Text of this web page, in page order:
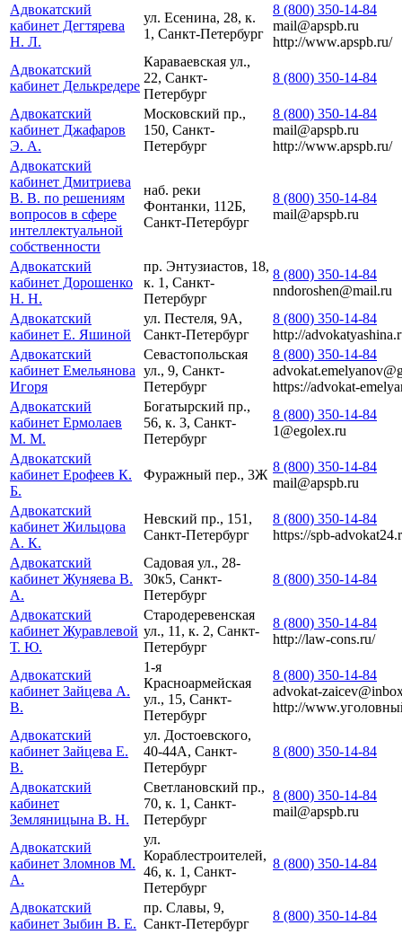
Адвокатский
кабинет Дегтярева
Н. Л.
ул. Есенина, 28, к.
1, Санкт-Петербург
8 (800) 350-14-84
mail@apspb.ru
http://www.apspb.ru/
Адвокатский
кабинет Делькредере
Караваевская ул.,
22, Санкт-
Петербург
8 (800) 350-14-84
Адвокатский
кабинет Джафаров
Э. А.
Московский пр.,
150, Санкт-
Петербург
8 (800) 350-14-84
mail@apspb.ru
http://www.apspb.ru/
Адвокатский
кабинет Дмитриева
В. В. по решениям
вопросов в сфере
интеллектуальной
собственности
наб. реки
Фонтанки, 112Б,
Санкт-Петербург
8 (800) 350-14-84
mail@apspb.ru
Адвокатский
кабинет Дорошенко
Н. Н.
пр. Энтузиастов, 18,
к. 1, Санкт-
Петербург
8 (800) 350-14-84
nndoroshen@mail.ru
Адвокатский
кабинет Е. Яшиной
ул. Пестеля, 9А,
Санкт-Петербург
8 (800) 350-14-84
http://
Адвокатский
кабинет Емельянова
Игоря
Севастопольская
ул., 9, Санкт-
Петербург
8 (800) 350-14-84
https://advokat-
Адвокатский
кабинет Ермолаев
М. М.
Богатырский пр.,
56, к. 3, Санкт-
Петербург
8 (800) 350-14-84
1@egolex.ru
Адвокатский
кабинет Ерофеев К.
Б.
Фуражный пер., 3Ж
8 (800) 350-14-84
mail@apspb.ru
Адвокатский
кабинет Жильцова
А. К.
Невский пр., 151,
Санкт-Петербург
8 (800) 350-14-84
https://spb-
Адвокатский
кабинет Жуняева В.
А.
Садовая ул., 28-
30к5, Санкт-
Петербург
8 (800) 350-14-84
Адвокатский
кабинет Журавлевой
Т. Ю.
Стародеревенская
ул., 11, к. 2, Санкт-
Петербург
8 (800) 350-14-84
http://law-cons.ru/
Адвокатский
кабинет Зайцева А.
В.
1-я
Красноармейская
ул., 15, Санкт-
Петербург
8 (800) 350-14-84
advokat-
http://
Адвокатский
кабинет Зайцева Е.
В.
ул. Достоевского,
40-44А, Санкт-
Петербург
8 (800) 350-14-84
Адвокатский
кабинет
Земляницына В. Н.
Светлановский пр.,
70, к. 1, Санкт-
Петербург
8 (800) 350-14-84
mail@apspb.ru
Адвокатский
кабинет Зломнов М.
А.
ул.
Кораблестроителей,
46, к. 1, Санкт-
Петербург
8 (800) 350-14-84
Адвокатский
кабинет Зыбин В. Е.
пр. Славы, 9,
Санкт-Петербург
8 (800) 350-14-84